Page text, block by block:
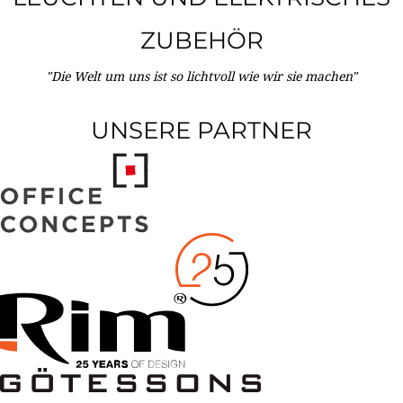
ZUBEHÖR
"Die Welt um uns ist so lichtvoll wie wir sie machen"
UNSERE PARTNER